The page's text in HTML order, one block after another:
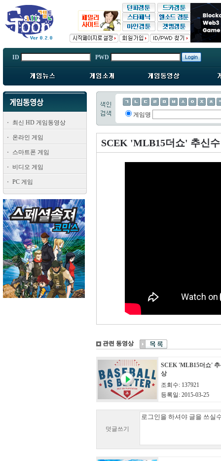
ID PWD
최신 HD 게임동영상
온라인 게임
스마트폰 게임
비디오 게임
PC 게임
게임명
SCEK 'MLB15더쇼' 추신
관련 동영상
SCEK 'MLB15더쇼'
상
조회수: 137921
등록일: 2015-03-25
덧글쓰기